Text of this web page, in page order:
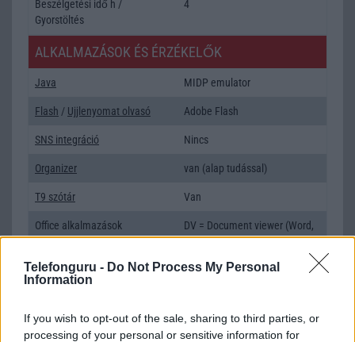
Telefonguru - Do Not Process My Personal
Information
If you wish to opt-out of the sale, sharing to third parties, or
processing of your personal or sensitive information for
Beszélgetési idő h /
Gyorstöltés
4
ALKALMAZÁSOK ÉS ÉRZÉKELŐK
Java MIDP emulator
Flash / Ujjlenyomat olvasó Adobe Flash
SNS integráció Nincs
Organizer van (alap tudással)
T9 szótár Van
Office alkalmazások
DV = Document viewer (Word,
Excel, PowerPoint, PDF)
Iránytũ ecompass
EGYÉB